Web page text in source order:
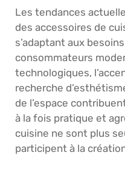
Les tendances
des accessoires de
s’adaptant aux
consommateurs
technologiques,
recherche
de l’espace
à la fois pratique et
cuisine ne sont plus
participent à la